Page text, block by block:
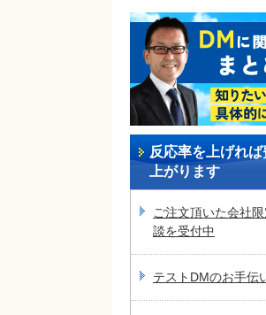
反応率を上げれ
上がります
ご注文頂いた会社
談を受付中
テストDMのお手伝